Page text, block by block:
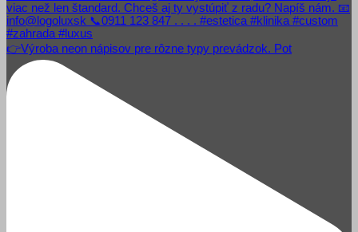
👉Výroba neon nápisov pre rôzne typy prevádzok. Pot